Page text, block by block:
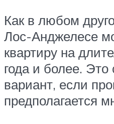
Как в любом
Лос-Анджелесе
квартиру на
года и более.
вариант, если
предполагается